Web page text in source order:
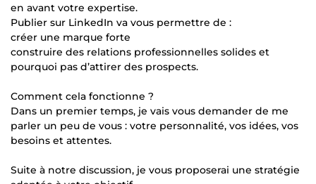
en avant votre expertise.
Publier sur LinkedIn va vous permettre de :
créer une marque forte
construire des relations professionnelles solides et
pourquoi pas d’attirer des prospects.
Comment cela fonctionne ?
Dans un premier temps, je vais vous demander de me
parler un peu de vous : votre personnalité, vos idées, vos
besoins et attentes.
Suite à notre discussion, je vous proposerai une stratégie